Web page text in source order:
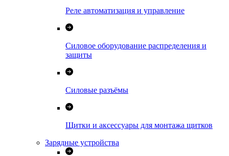
Реле автоматизация и управление
Силовое оборудование распределения и
защиты
Силовые разъёмы
Щитки и аксессуары для монтажа щитков
Зарядные устройства